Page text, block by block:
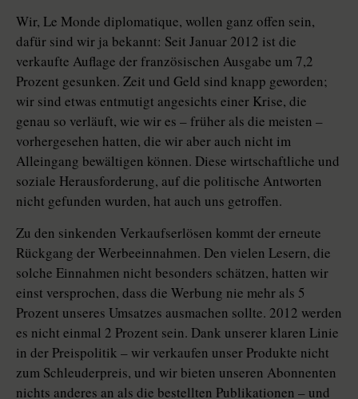
Wir, Le Monde diplomatique, wollen ganz offen sein,
dafür sind wir ja bekannt: Seit Januar 2012 ist die
verkaufte Auflage der französischen Ausgabe um 7,2
Prozent gesunken. Zeit und Geld sind knapp geworden;
wir sind etwas entmutigt angesichts einer Krise, die
genau so verläuft, wie wir es – früher als die meisten –
vorhergesehen hatten, die wir aber auch nicht im
Alleingang bewältigen können. Diese wirtschaftliche und
soziale Herausforderung, auf die politische Antworten
nicht gefunden wurden, hat auch uns getroffen.
Zu den sinkenden Verkaufserlösen kommt der erneute
Rückgang der Werbeeinnahmen. Den vielen Lesern, die
solche Einnahmen nicht besonders schätzen, hatten wir
einst versprochen, dass die Werbung nie mehr als 5
Prozent unseres Umsatzes ausmachen sollte. 2012 werden
es nicht einmal 2 Prozent sein. Dank unserer klaren Linie
in der Preispolitik – wir verkaufen unser Produkte nicht
zum Schleuderpreis, und wir bieten unseren Abonnenten
nichts anderes an als die bestellten Publikationen – und